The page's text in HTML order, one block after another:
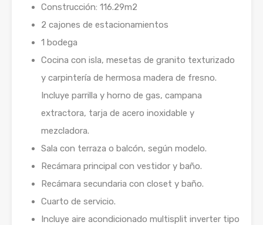
Construcción: 116.29m2
2 cajones de estacionamientos
1 bodega
Cocina con isla, mesetas de granito texturizado
y carpintería de hermosa madera de fresno.
Incluye parrilla y horno de gas, campana
extractora, tarja de acero inoxidable y
mezcladora.
Sala con terraza o balcón, según modelo.
Recámara principal con vestidor y baño.
Recámara secundaria con closet y baño.
Cuarto de servicio.
Incluye aire acondicionado multisplit inverter tipo